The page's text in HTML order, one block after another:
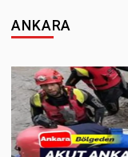
ANKARA